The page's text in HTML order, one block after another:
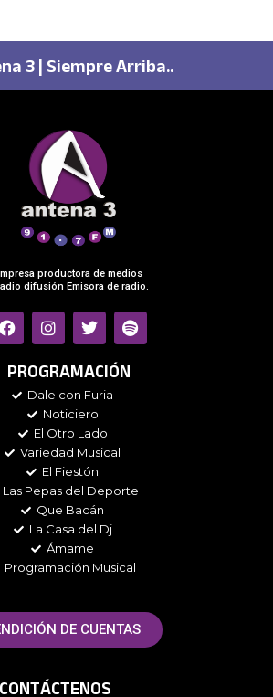
3 | Siempre Arriba..
productora de medios
difusión Emisora de radio.
F
a
e
o
I
n
t
g
r
a
m
T
w
t
e
r
S
p
t
PROGRAMACIÓN
Dale con Furia
Noticiero
El Otro Lado
Variedad Musical
El Fiestón
Las Pepas del Deporte
Que Bacán
La Casa del Dj
Ámame
Programación Musical
DE CUENTAS